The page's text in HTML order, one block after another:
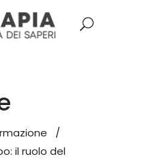
/
il ruolo del